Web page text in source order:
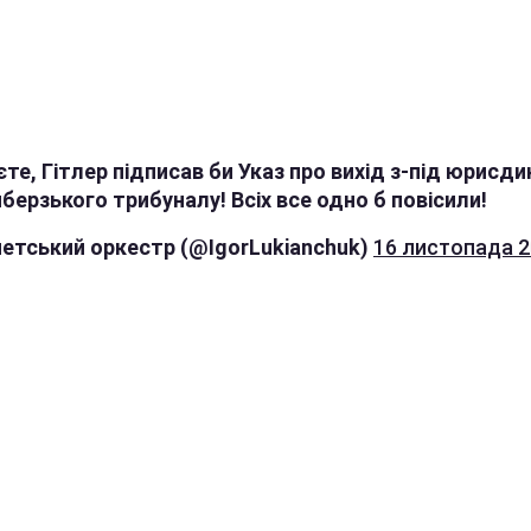
Гітлер підписав би Указ про вихід з-під
трибуналу! Всіх все одно б повісили!
оркестр (@IgorLukianchuk) 16 листопада